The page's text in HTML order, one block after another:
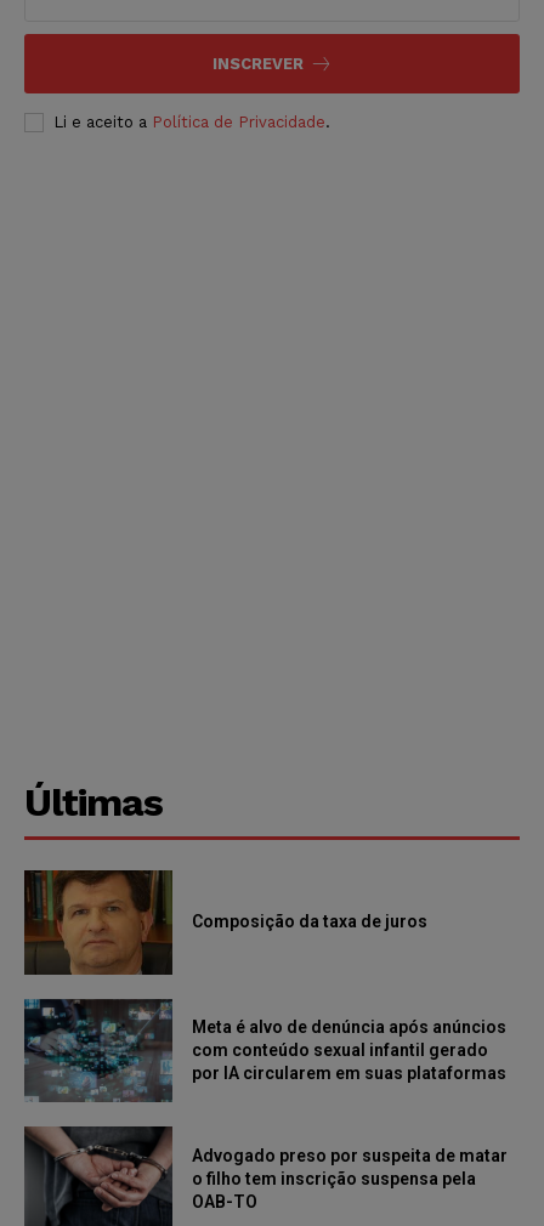
INSCREVER
Li e aceito a Política de Privacidade.
Últimas
Composição da taxa de juros
Meta é alvo de denúncia após anúncios
com conteúdo sexual infantil gerado
por IA circularem em suas plataformas
Advogado preso por suspeita de matar
o filho tem inscrição suspensa pela
OAB-TO